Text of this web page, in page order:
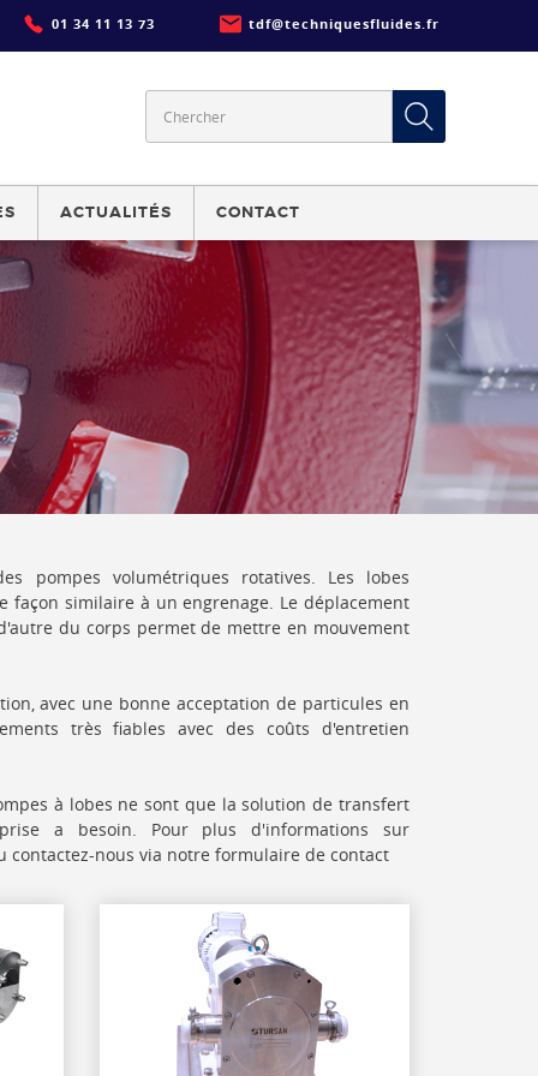
01 34 11 13 73 tdf@techniquesfluides.fr
ACTUALITÉS CONTACT
pompes volumétriques rotatives. Les lobes
façon similaire à un engrenage. Le déplacement
du corps permet de mettre en mouvement
avec une bonne acceptation de particules en
très fiables avec des coûts d'entretien
à lobes ne sont que la solution de transfert
a besoin. Pour plus d'informations sur
contactez-nous via notre formulaire de contact